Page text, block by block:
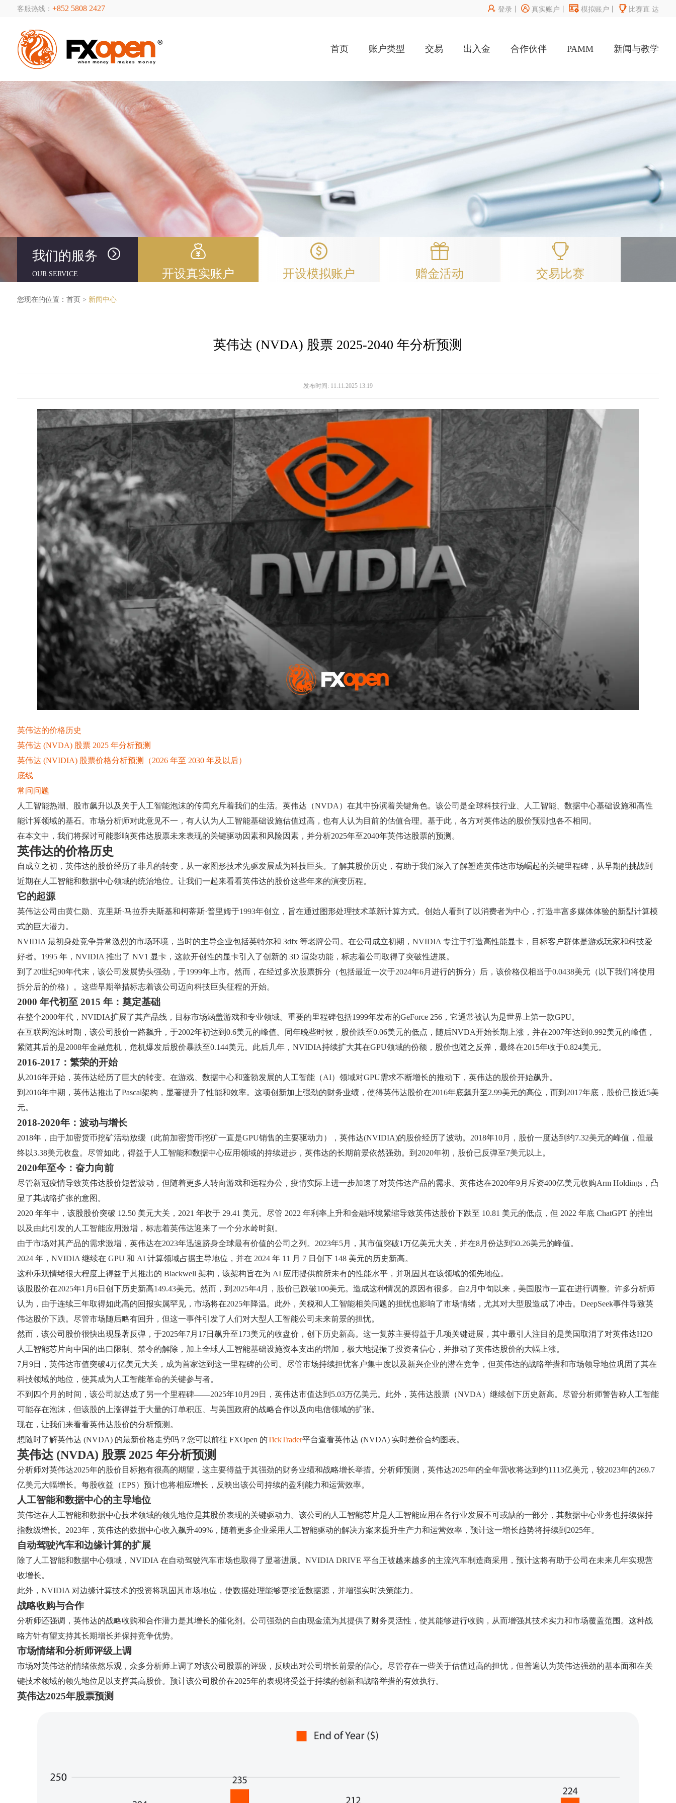
客服热线： +852 5808 2427  登录 丨 真实账户  模拟账户  比赛直 达
首页 账户类型 交易 出入金 合作伙伴 PAMM 新闻与教学
我们的服务
OUR SERVICE 开设真实账户 开设模拟账户 赠金活动 交易比赛
您现在的位置： 首页 > 新闻中心
英伟达 (NVDA) 股票 2025-2040 年分析预测
发布时间: 11.11.2025 13:19
英伟达的价格历史
英伟达 (NVDA) 股票 2025 年分析预测
英伟达 (NVIDIA) 股票价格分析预测（2026 年至 2030 年及以后）
底线
常问问题
人工智能热潮、股市飙升以及关于人工智能泡沫的传闻充斥着我们的生活。英伟达（NVDA）在其中扮演着关键角色。该公司是全球科技行业、人工智能、数据中心基础设施和高性
能计算领域的基石。市场分析师对此意见不一，有人认为人工智能基础设施估值过高，也有人认为目前的估值合理。基于此，各方对英伟达的股价预测也各不相同。
在本文中，我们将探讨可能影响英伟达股票未来表现的关键驱动因素和风险因素，并分析2025年至2040年英伟达股票的预测。
英伟达的价格历史
自成立之初，英伟达的股价经历了非凡的转变，从一家图形技术先驱发展成为科技巨头。了解其股价历史，有助于我们深入了解塑造英伟达市场崛起的关键里程碑，从早期的挑战到
近期在人工智能和数据中心领域的统治地位。让我们一起来看看英伟达的股价这些年来的演变历程。
它的起源
英伟达公司由黄仁勋、克里斯·马拉乔夫斯基和柯蒂斯·普里姆于1993年创立，旨在通过图形处理技术革新计算方式。创始人看到了以消费者为中心，打造丰富多媒体体验的新型计算模
式的巨大潜力。
NVIDIA 最初身处竞争异常激烈的市场环境，当时的主导企业包括英特尔和 3dfx 等老牌公司。在公司成立初期，NVIDIA 专注于打造高性能显卡，目标客户群体是游戏玩家和科技爱
好者。1995 年，NVIDIA 推出了 NV1 显卡，这款开创性的显卡引入了创新的 3D 渲染功能，标志着公司取得了突破性进展。
到了20世纪90年代末，该公司发展势头强劲，于1999年上市。然而，在经过多次股票拆分（包括最近一次于2024年6月进行的拆分）后，该价格仅相当于0.0438美元（以下我们将使用
拆分后的价格）。这些早期举措标志着该公司迈向科技巨头征程的开始。
2000 年代初至 2015 年：奠定基础
在整个2000年代，NVIDIA扩展了其产品线，目标市场涵盖游戏和专业领域。重要的里程碑包括1999年发布的GeForce 256，它通常被认为是世界上第一款GPU。
在互联网泡沫时期，该公司股价一路飙升，于2002年初达到0.6美元的峰值。同年晚些时候，股价跌至0.06美元的低点，随后NVDA开始长期上涨，并在2007年达到0.992美元的峰值，
紧随其后的是2008年金融危机，危机爆发后股价暴跌至0.144美元。此后几年，NVIDIA持续扩大其在GPU领域的份额，股价也随之反弹，最终在2015年收于0.824美元。
2016-2017：繁荣的开始
从2016年开始，英伟达经历了巨大的转变。在游戏、数据中心和蓬勃发展的人工智能（AI）领域对GPU需求不断增长的推动下，英伟达的股价开始飙升。
到2016年中期，英伟达推出了Pascal架构，显著提升了性能和效率。这项创新加上强劲的财务业绩，使得英伟达股价在2016年底飙升至2.99美元的高位，而到2017年底，股价已接近5美
元。
2018-2020年：波动与增长
2018年，由于加密货币挖矿活动放缓（此前加密货币挖矿一直是GPU销售的主要驱动力），英伟达(NVIDIA)的股价经历了波动。2018年10月，股价一度达到约7.32美元的峰值，但最
终以3.38美元收盘。尽管如此，得益于人工智能和数据中心应用领域的持续进步，英伟达的长期前景依然强劲。到2020年初，股价已反弹至7美元以上。
2020年至今：奋力向前
尽管新冠疫情导致英伟达股价短暂波动，但随着更多人转向游戏和远程办公，疫情实际上进一步加速了对英伟达产品的需求。英伟达在2020年9月斥资400亿美元收购Arm Holdings，凸
显了其战略扩张的意图。
2020 年年中，该股股价突破 12.50 美元大关，2021 年收于 29.41 美元。尽管 2022 年利率上升和金融环境紧缩导致英伟达股价下跌至 10.81 美元的低点，但 2022 年底 ChatGPT 的推出
以及由此引发的人工智能应用激增，标志着英伟达迎来了一个分水岭时刻。
由于市场对其产品的需求激增，英伟达在2023年迅速跻身全球最有价值的公司之列。2023年5月，其市值突破1万亿美元大关，并在8月份达到50.26美元的峰值。
2024 年，NVIDIA 继续在 GPU 和 AI 计算领域占据主导地位，并在 2024 年 11 月 7 日创下 148 美元的历史新高。
这种乐观情绪很大程度上得益于其推出的 Blackwell 架构，该架构旨在为 AI 应用提供前所未有的性能水平，并巩固其在该领域的领先地位。
该股股价在2025年1月6日创下历史新高149.43美元。然而，到2025年4月，股价已跌破100美元。造成这种情况的原因有很多。自2月中旬以来，美国股市一直在进行调整。许多分析师
认为，由于连续三年取得如此高的回报实属罕见，市场将在2025年降温。此外，关税和人工智能相关问题的担忧也影响了市场情绪，尤其对大型股造成了冲击。DeepSeek事件导致英
伟达股价下跌。尽管市场随后略有回升，但这一事件引发了人们对大型人工智能公司未来前景的担忧。
然而，该公司股价很快出现显著反弹，于2025年7月17日飙升至173美元的收盘价，创下历史新高。这一复苏主要得益于几项关键进展，其中最引人注目的是美国取消了对英伟达H2O
人工智能芯片向中国的出口限制。禁令的解除，加上全球人工智能基础设施资本支出的增加，极大地提振了投资者信心，并推动了英伟达股价的大幅上涨。
7月9日，英伟达市值突破4万亿美元大关，成为首家达到这一里程碑的公司。尽管市场持续担忧客户集中度以及新兴企业的潜在竞争，但英伟达的战略举措和市场领导地位巩固了其在
科技领域的地位，使其成为人工智能革命的关键参与者。
不到四个月的时间，该公司就达成了另一个里程碑——2025年10月29日，英伟达市值达到5.03万亿美元。此外，英伟达股票（NVDA）继续创下历史新高。尽管分析师警告称人工智能
可能存在泡沫，但该股的上涨得益于大量的订单积压、与美国政府的战略合作以及向电信领域的扩张。
现在，让我们来看看英伟达股价的分析预测。
想随时了解英伟达 (NVDA) 的最新价格走势吗？您可以前往 FXOpen 的TickTrader平台查看英伟达 (NVDA) 实时差价合约图表。
英伟达 (NVDA) 股票 2025 年分析预测
分析师对英伟达2025年的股价目标抱有很高的期望，这主要得益于其强劲的财务业绩和战略增长举措。分析师预测，英伟达2025年的全年营收将达到约1113亿美元，较2023年的269.7
亿美元大幅增长。每股收益（EPS）预计也将相应增长，反映出该公司持续的盈利能力和运营效率。
人工智能和数据中心的主导地位
英伟达在人工智能和数据中心技术领域的领先地位是其股价表现的关键驱动力。该公司的人工智能芯片是人工智能应用在各行业发展不可或缺的一部分，其数据中心业务也持续保持
指数级增长。2023年，英伟达的数据中心收入飙升409%，随着更多企业采用人工智能驱动的解决方案来提升生产力和运营效率，预计这一增长趋势将持续到2025年。
自动驾驶汽车和边缘计算的扩展
除了人工智能和数据中心领域，NVIDIA 在自动驾驶汽车市场也取得了显著进展。NVIDIA DRIVE 平台正被越来越多的主流汽车制造商采用，预计这将有助于公司在未来几年实现营
收增长。
此外，NVIDIA 对边缘计算技术的投资将巩固其市场地位，使数据处理能够更接近数据源，并增强实时决策能力。
战略收购与合作
分析师还强调，英伟达的战略收购和合作潜力是其增长的催化剂。公司强劲的自由现金流为其提供了财务灵活性，使其能够进行收购，从而增强其技术实力和市场覆盖范围。这种战
略方针有望支持其长期增长并保持竞争优势。
市场情绪和分析师评级上调
市场对英伟达的情绪依然乐观，众多分析师上调了对该公司股票的评级，反映出对公司增长前景的信心。尽管存在一些关于估值过高的担忧，但普遍认为英伟达强劲的基本面和在关
键技术领域的领先地位足以支撑其高股价。预计该公司股价在2025年的表现将受益于持续的创新和战略举措的有效执行。
英伟达2025年股票预测